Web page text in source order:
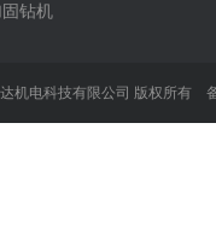
钻机
机电科技有限公司 版权所有